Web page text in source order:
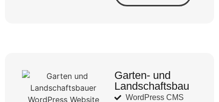
Garten- und
Landschaftsbau
WordPress CMS